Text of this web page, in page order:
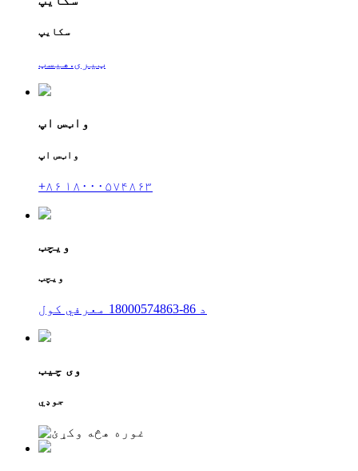
سکایپ
ټیری.هیسټ
واټس اپ
واټس اپ
+۸۶ ۱۸۰۰۰۵۷۴۸۶۳
ویچټ
ویچټ
د 86-18000574863 معرفي کول
وی چیټ
جوډي